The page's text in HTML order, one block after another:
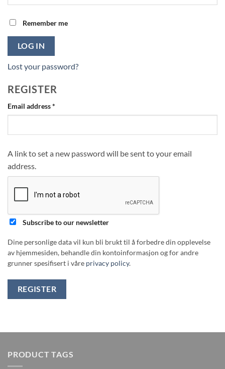
Remember me
LOG IN
Lost your password?
REGISTER
Email address*
A link to set a new password will be sent to your email
address.
Subscribe to our newsletter
Dine personlige data vil kun bli brukt til å forbedre din opplevelse
av hjemmesiden, behandle din kontoinformasjon og for andre
grunner spesifisert i våre privacy policy.
REGISTER
PRODUCT TAGS